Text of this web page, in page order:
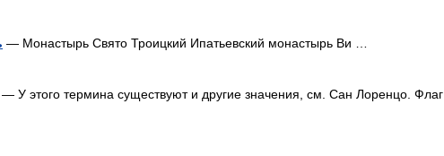
— Монастырь Свято Троицкий Ипатьевский монастырь Ви …
— У этого термина существуют и другие значения, см. Сан Лоренцо. Флаг